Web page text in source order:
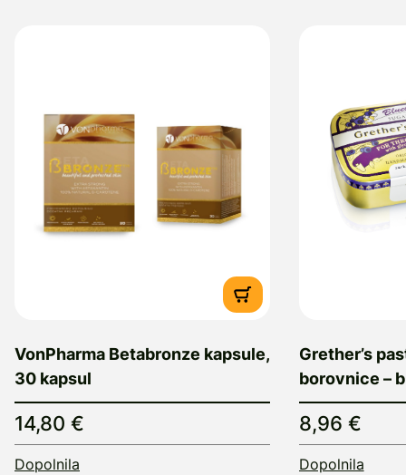
VonPharma Betabronze kapsule,
30 kapsul
14,80 €
Dopolnila
Grether’s
borovnice –
8,96 €
Dopolnila